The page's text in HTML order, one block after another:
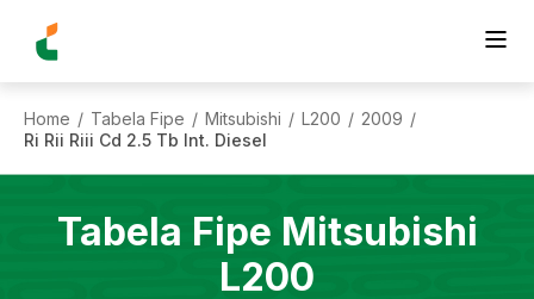
Home / Tabela Fipe / Mitsubishi / L200 / 2009 /
Ri Rii Riii Cd 2.5 Tb Int. Diesel
Tabela Fipe Mitsubishi
L200